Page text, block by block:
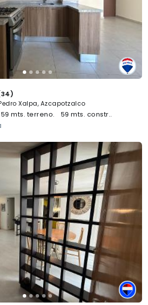
Xalpa, Azcapotzalco
59 mts. terreno. 59 mts. constr..